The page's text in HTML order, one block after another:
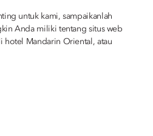
untuk kami, sampaikanlah
Anda miliki tentang situs web
hotel Mandarin Oriental, atau